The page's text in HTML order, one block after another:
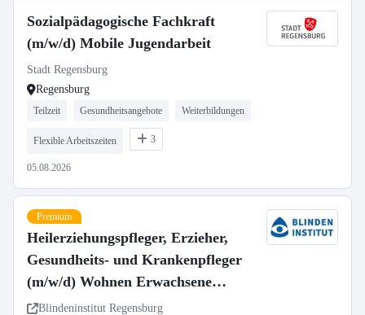
Sozialpädagogische Fachkraft
(m/w/d) Mobile Jugendarbeit
Stadt Regensburg
Regensburg
Teilzeit Gesundheitsangebote Weiterbildungen
Flexible Arbeitszeiten 3
05.08.2026
Premium
Heilerziehungspfleger, Erzieher,
Gesundheits- und Krankenpfleger
(m/w/d) Wohnen Erwachsene
Teilzeit
Blindeninstitut Regensburg